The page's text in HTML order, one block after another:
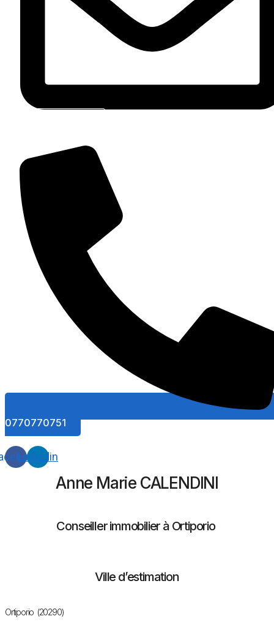
0770770751
Linkedin
Anne Marie CALENDINI
Conseiller immobilier à Ortiporio
Ville d’estimation
Ortiporio (20290)